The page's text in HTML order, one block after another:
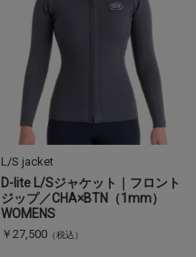
L/S jacket
D-lite L/Sジャケット｜フロント
ジップ／CHA×BTN（1mm）
WOMENS
￥27,500 （税込）